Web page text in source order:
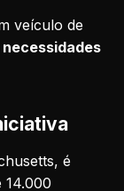
veículo de
necessidades
é